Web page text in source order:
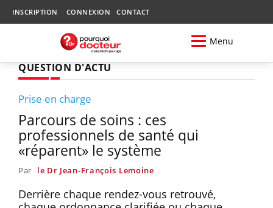
INSCRIPTION CONNEXION CONTACT
Menu
QUESTION D'ACTU
Prise en charge
Parcours de soins : ces
professionnels de santé qui
«réparent» le système
Par le Dr Jean-François Lemoine
Derrière chaque rendez-vous retrouvé,